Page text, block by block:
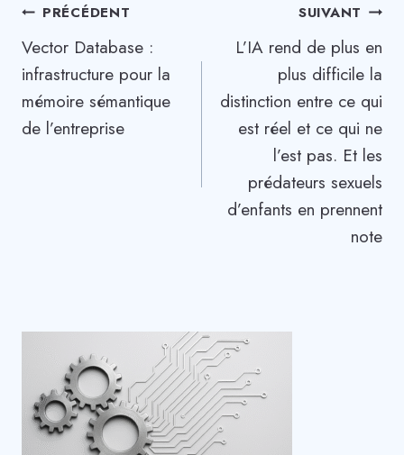
Navigation
de
l’article
PRÉCÉDENT
Vector Database :
infrastructure pour la
mémoire sémantique
de l’entreprise
SUIVANT
L’IA rend de plus en
plus difficile la
distinction entre ce qui
est réel et ce qui ne
l’est pas. Et les
prédateurs sexuels
d’enfants en prennent
note